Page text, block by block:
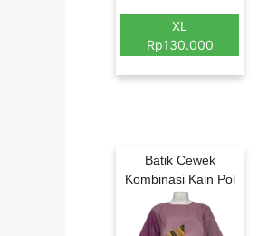
XL
Rp130.000
Batik Cewek
Kombinasi Kain Pol